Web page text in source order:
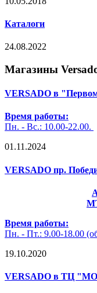
Каталоги
24.08.2022
Магазины
VERSADO в
Время работы:
Пн. - Вс.: 10.00-22.00.
01.11.2024
VERSADO пр.
Время работы:
Пн. - Пт.: 9.00-18.00
19.10.2020
VERSADO в ТЦ